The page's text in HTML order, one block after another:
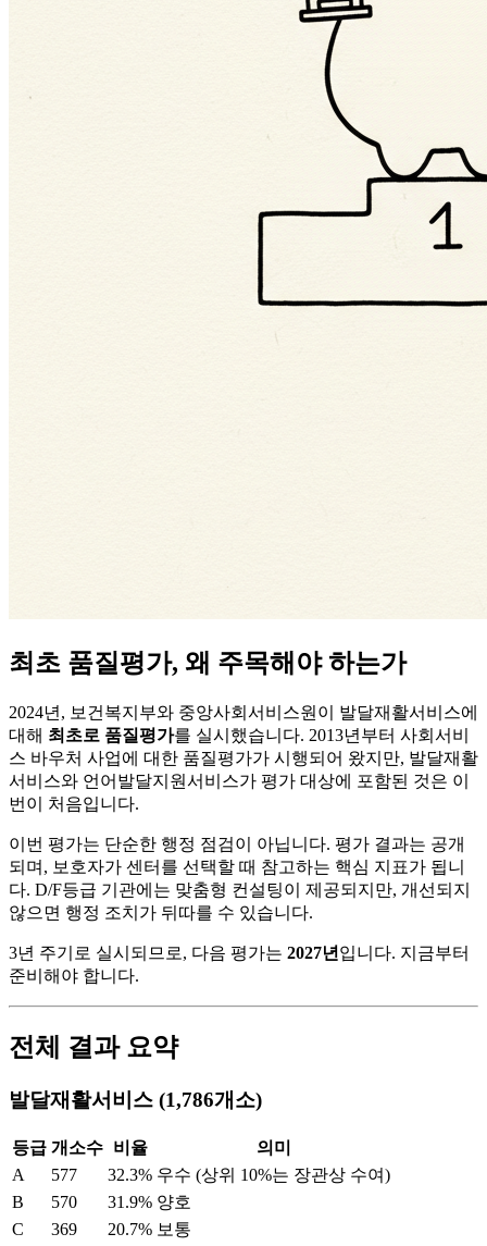
최초 품질평가, 왜 주목해야 하는가
2024년, 보건복지부와 중앙사회서비스원이 발달재활서비스에
대해 최초로 품질평가를 실시했습니다. 2013년부터 사회서비
스 바우처 사업에 대한 품질평가가 시행되어 왔지만, 발달재활
서비스와 언어발달지원서비스가 평가 대상에 포함된 것은 이
번이 처음입니다.
이번 평가는 단순한 행정 점검이 아닙니다. 평가 결과는 공개
되며, 보호자가 센터를 선택할 때 참고하는 핵심 지표가 됩니
다. D/F등급 기관에는 맞춤형 컨설팅이 제공되지만, 개선되지
않으면 행정 조치가 뒤따를 수 있습니다.
3년 주기로 실시되므로, 다음 평가는 2027년 입니다. 지금부터
준비해야 합니다.
전체 결과 요약
발달재활서비스 (1,786개소)
등급 개소수 비율
의미
A
577 32.3% 우수 (상위 10%는 장관상 수여)
B
570 31.9% 양호
C
369 20.7% 보통